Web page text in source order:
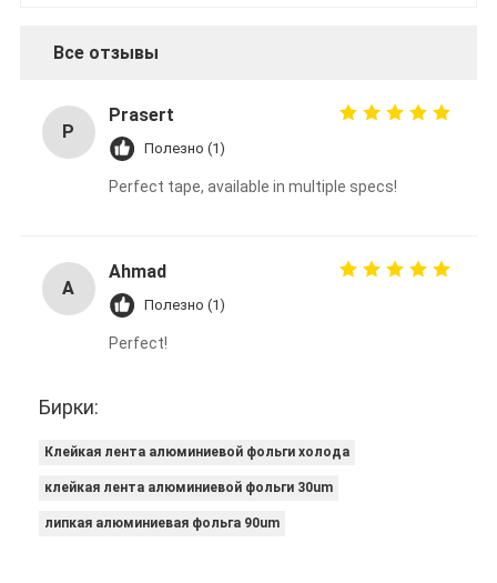
Все отзывы
P
Prasert
Полезно (1)
Perfect tape, available in multiple specs!
A
Ahmad
Полезно (1)
Perfect!
Бирки:
Клейкая лента алюминиевой фольги холода
клейкая лента алюминиевой фольги 30um
липкая алюминиевая фольга 90um